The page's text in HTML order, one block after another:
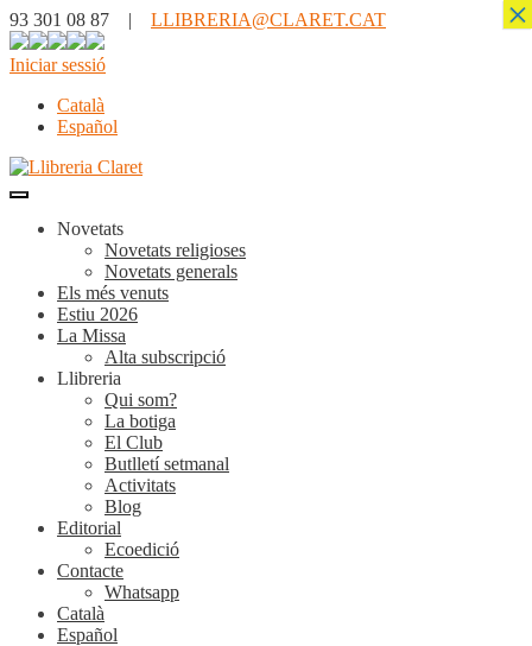
93 301 08 87 | LLIBRERIA@CLARET.CAT
Iniciar sessió
Català
Español
Novetats
Novetats religioses
Novetats generals
Els més venuts
Estiu 2026
La Missa
Alta subscripció
Llibreria
Qui som?
La botiga
El Club
Butlletí setmanal
Activitats
Blog
Editorial
Ecoedició
Contacte
Whatsapp
Català
Español
×